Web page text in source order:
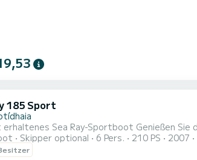
185 Sport
sehr gut erhaltenes
Skipper optional 6 Pers. 210 PS 2007